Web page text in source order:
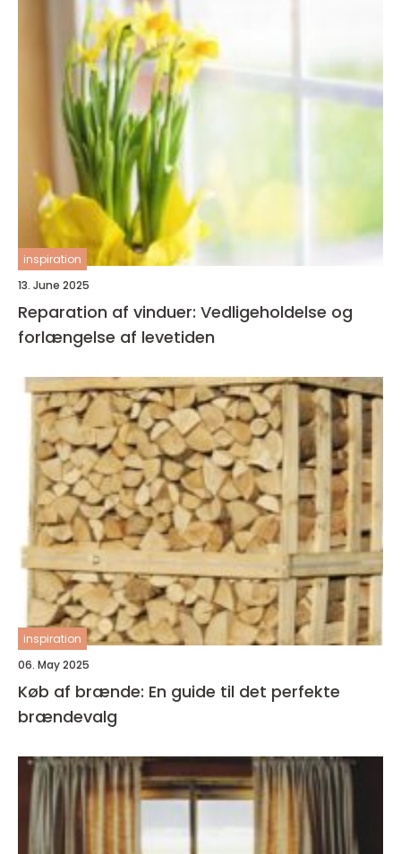
inspiration
13. June 2025
Reparation af vinduer: Vedligeholdelse og
forlængelse af levetiden
inspiration
06. May 2025
Køb af brænde: En guide til det perfekte
brændevalg